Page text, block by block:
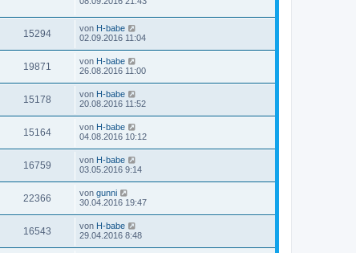
15294 von H-babe
02.09.2016 11:04
19871 von H-babe
26.08.2016 11:00
15178 von H-babe
20.08.2016 11:52
15164 von H-babe
04.08.2016 10:12
16759 von H-babe
03.05.2016 9:14
22366 von gunni
30.04.2016 19:47
16543 von H-babe
29.04.2016 8:48